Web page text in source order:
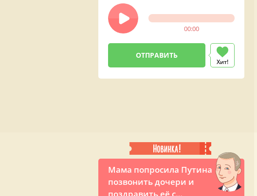
Женским днём
00:00
Хит!
Мама попросила Путина
позвонить дочери и